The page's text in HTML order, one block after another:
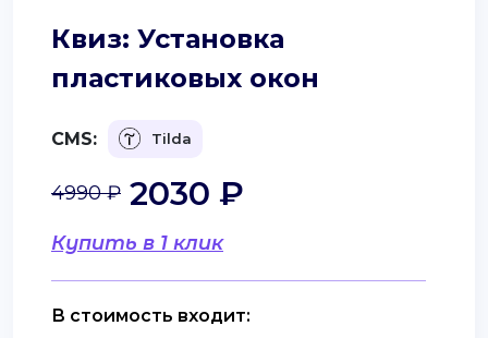
Квиз: Установка
пластиковых окон
CMS: Tilda
Купить в 1 клик
4990 ₽ 2030 ₽
В стоимость входит: